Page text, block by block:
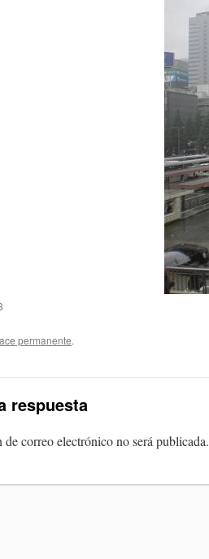
permanente.
respuesta
de correo electrónico no será publicada.